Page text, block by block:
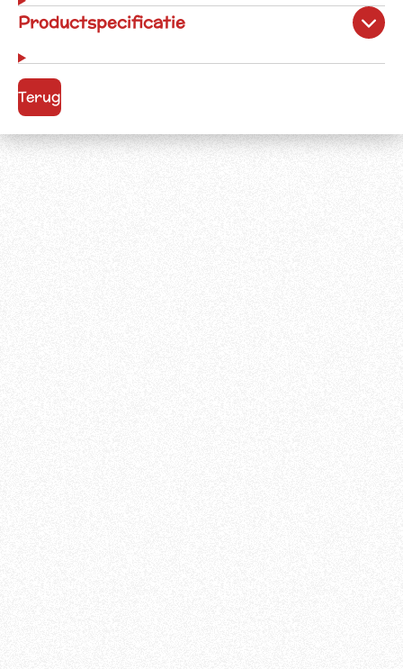
Productspecificatie
Terug